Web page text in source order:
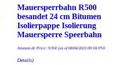
Mauersperrbahn R500
besandet 24 cm Bitumen
Isolierpappe Isolierung
Mauersperre Speerbahn
Amazon.de Price: 9,95€(as of 08/04/2023 00:04 PST-
Details)